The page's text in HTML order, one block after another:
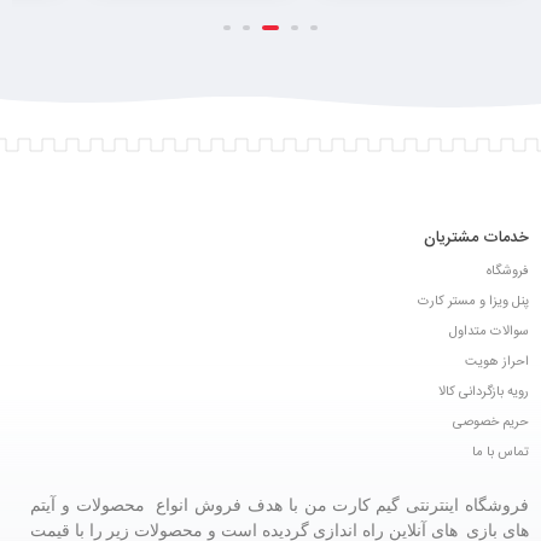
خدمات مشتریان
فروشگاه
پنل ویزا و مستر کارت
سوالات متداول
احراز هویت
رویه بازگردانی کالا
حریم خصوصی
تماس با ما
فروشگاه اینترنتی گیم کارت من با هدف فروش انواع محصولات و آیتم
های بازی های آنلاین راه اندازی گردیده است و محصولات زیر را با قیمت